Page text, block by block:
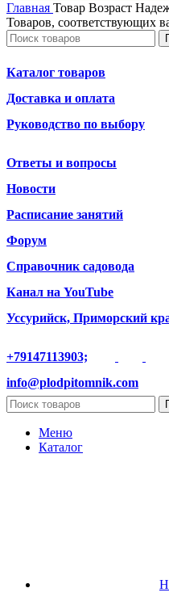
Главная Товар Возраст
Товаров, соответствующих
Каталог товаров
Доставка и оплата
Руководство по выбору
Ответы и вопросы
Новости
Расписание занятий
Форум
Справочник садовода
Канал на YouTube
Уссурийск, Приморский
+79147113903;
info@plodpitomnik.com
Меню
Каталог